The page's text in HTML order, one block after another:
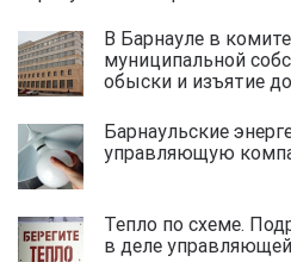
В Барнауле в
муниципальной
обыски и изъятие
Барнаульские
управляющую
Тепло по схеме.
в деле